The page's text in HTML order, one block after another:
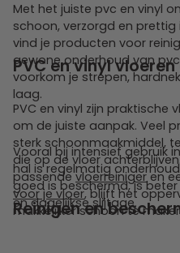
Met het juiste pvc en vinyl
schoon, verzorgd en prettig
vind je producten voor
gewone onderhoud van
voorkom je strepen,
laag.
PVC en vinyl
PVC en vinyl zijn praktische
om de juiste aanpak. Veel
sterk schoonmaakmiddel,
die op de vloer
passendevloerreinigeren
voor je vloer, blijft het
makkelijker schoon te
Vooral bij intensief gebruik
hal is regelmatig
goed is beschermd, is
en dagelijkse slijtage.
Reinigen en